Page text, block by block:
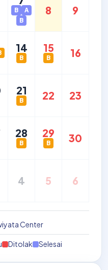
B
A
B
8 9
14
B
15
B 16
21
B 22 23
28
B
29
B 30
4 5 6
Center
Ditolak Selesai